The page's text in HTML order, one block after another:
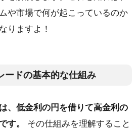
や市場で何が起こっているのか
りますよ！
ードの基本的な仕組み
、低金利の円を借りて高金利の
す。
その仕組みを理解すること